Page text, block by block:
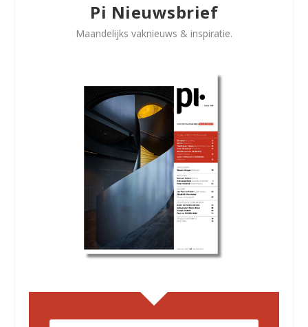
Pi Nieuwsbrief
Maandelijks vaknieuws & inspiratie.